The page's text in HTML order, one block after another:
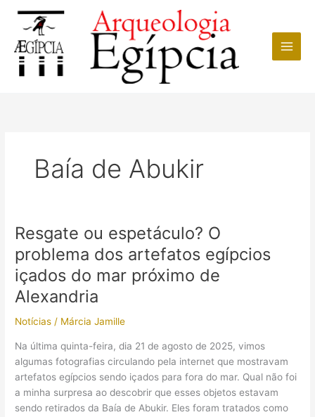
conteúdo
Baía de Abukir
Resgate ou espetáculo? O
problema dos artefatos egípcios
içados do mar próximo de
Alexandria
Notícias / Márcia Jamille
Na última quinta-feira, dia 21 de agosto de 2025, vimos
algumas fotografias circulando pela internet que mostravam
artefatos egípcios sendo içados para fora do mar. Qual não foi
a minha surpresa ao descobrir que esses objetos estavam
sendo retirados da Baía de Abukir. Eles foram tratados como